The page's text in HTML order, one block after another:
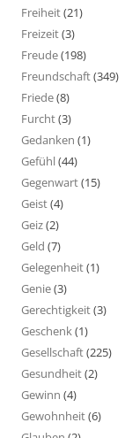
Freiheit(21)
Freizeit(3)
Freude(198)
Freundschaft(349)
Friede(8)
Furcht(3)
Gedanken (1)
Gefühl(44)
Gegenwart(15)
Geist(4)
Geiz(2)
Geld (7)
Gelegenheit(1)
Genie(3)
Gerechtigkeit(3)
Geschenk(1)
Gesellschaft(225)
Gesundheit(2)
Gewinn (4)
Gewohnheit(6)